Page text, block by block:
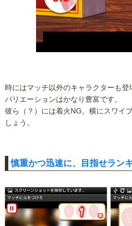
時にはマッチ以外のキャラクターも登
バリエーションはかなり豊富です。
彼ら（？）には着火NG。横にスワイ
しょう。
慎重かつ迅速に、目指せラン